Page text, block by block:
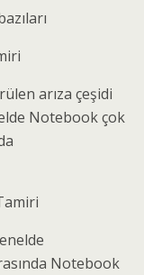
arıza çeşidi
Notebook çok
Notebook